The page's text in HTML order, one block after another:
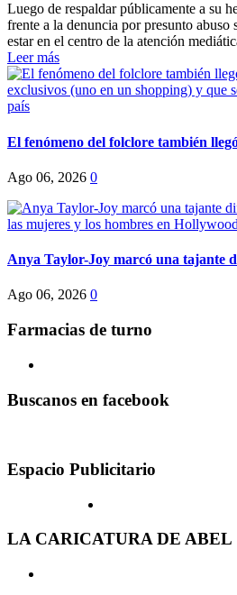
Luego de respaldar públicamente a su
frente a la denuncia por presunto
estar en el centro de la atención
Leer más
El fenómeno del folclore también
Ago 06, 2026 0
Anya Taylor-Joy marcó una tajante
Ago 06, 2026 0
Farmacias de turno
Buscanos en facebook
Espacio Publicitario
LA CARICATURA DE ABEL